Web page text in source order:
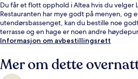
Du får et flott opphold i Altea hvis du velger
Restauranten har mye godt på menyen, og
utendørsbassenget, kan du bestille noe
terrasse og en hage er noen andre
Informasjon om avbestillingsrett
Mer om dette